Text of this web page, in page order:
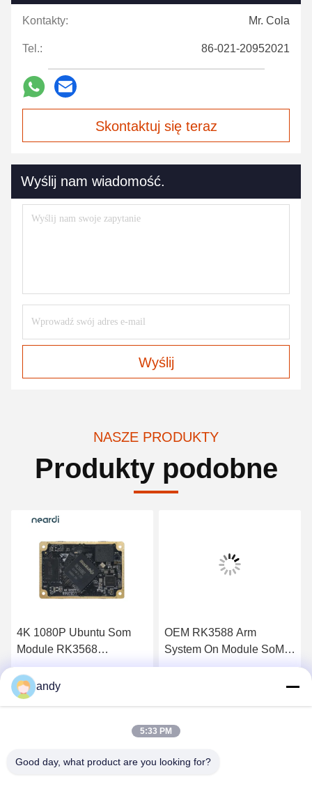
Kontakty: Mr. Cola
Tel.: 86-021-20952021
Skontaktuj się teraz
Wyślij nam wiadomość.
Wyślij
NASZE PRODUKTY
Produkty podobne
4K 1080P Ubuntu Som
Module RK3568
Komputer na modułach
LCB3568 Arm Com
Najlepszą cenę
OEM RK3588 Arm
System On Module SoM
LCB3588 Linux Android
andy
5:33 PM
Good day, what product are you looking for?